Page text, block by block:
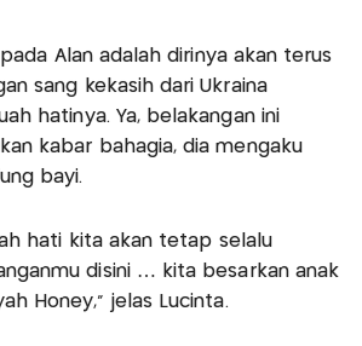
Alan adalah dirinya akan terus
sang kekasih dari Ukraina
hatinya. Ya, belakangan ini
kabar bahagia, dia mengaku
bayi.
hati kita akan tetap selalu
disini … kita besarkan anak
Honey," jelas Lucinta.